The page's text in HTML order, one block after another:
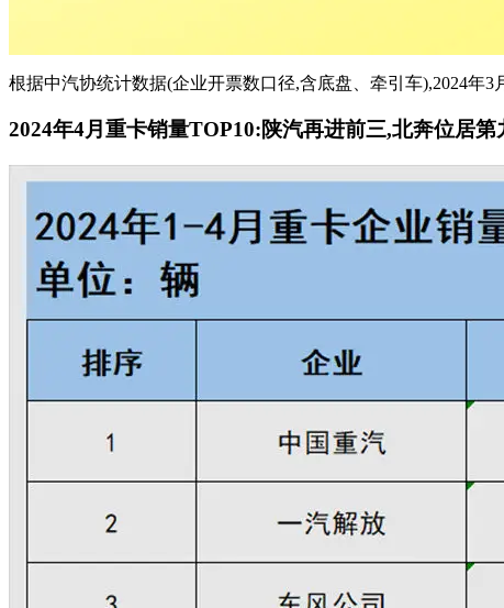
根据中汽协统计数据(企业开票数口径,含底盘、牵引车),2024年
2024年4月重卡销量TOP10:陕汽再进前三,北奔位居第